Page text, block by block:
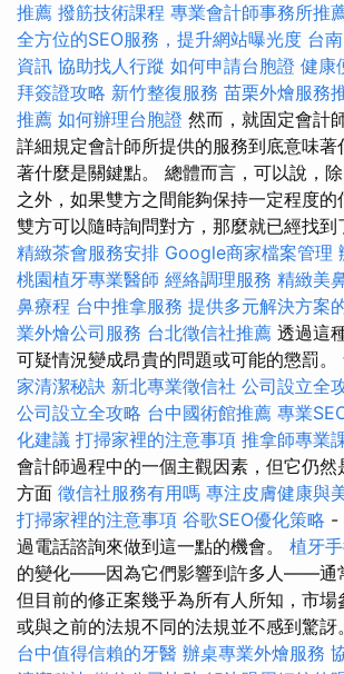
推薦 撥筋技術課程 專業會計師事務所推
全方位的SEO服務，提升網站曝光度 台
資訊 協助找人行蹤 如何申請台胞證 健康
拜簽證攻略 新竹整復服務 苗栗外燴服務
推薦 如何辦理台胞證 然而，就固定會計
詳細規定會計師所提供的服務到底意味
著什麼是關鍵點。 總體而言，可以說，
之外，如果雙方之間能夠保持一定程度的
雙方可以隨時詢問對方，那麼就已經找到
精緻茶會服務安排 Google商家檔案管理
桃園植牙專業醫師 經絡調理服務 精緻美
鼻療程 台中推拿服務 提供多元解決方案
業外燴公司服務 台北徵信社推薦 透過這
可疑情況變成昂貴的問題或可能的懲罰。
家清潔秘訣 新北專業徵信社 公司設立全
公司設立全攻略 台中國術館推薦 專業
化建議 打掃家裡的注意事項 推拿師專業
會計師過程中的一個主觀因素，但它仍然
方面 徵信社服務有用嗎 專注皮膚健康與
打掃家裡的注意事項 谷歌SEO優化策略 -
過電話諮詢來做到這一點的機會。 植牙
的變化——因為它們影響到許多人——通
但目前的修正案幾乎為所有人所知，市場
或與之前的法規不同的法規並不感到驚訝
台中值得信賴的牙醫 辦桌專業外燴服務